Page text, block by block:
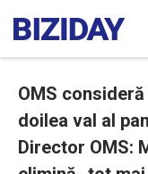
OMS
doilea val al
Director OMS: